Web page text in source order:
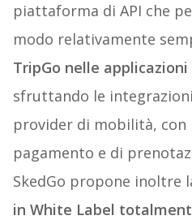
piattaforma di API che
modo relativamente
TripGo nelle
sfruttando le
provider di mobilità, con
pagamento e di
SkedGo propone inoltre
in White Label